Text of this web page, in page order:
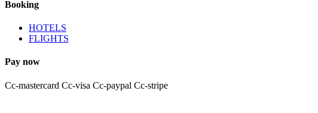
Booking
HOTELS
FLIGHTS
Pay now
Cc-mastercard Cc-visa Cc-paypal Cc-stripe